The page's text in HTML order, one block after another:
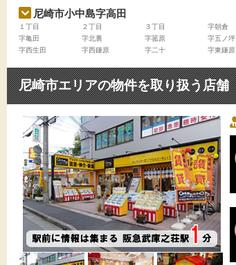
尼崎市小中島字高田
１丁目 ２丁目 ３丁目 字朝倉
字亀田
字北裏 字菰原 字五ノ坪
字西生田
字西鎌原 字二十 字東鎌原
尼崎市エリアの物件を取り扱う店舗